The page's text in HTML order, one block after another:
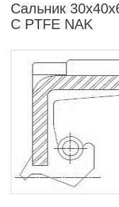
Сальник
C PTFE NAK